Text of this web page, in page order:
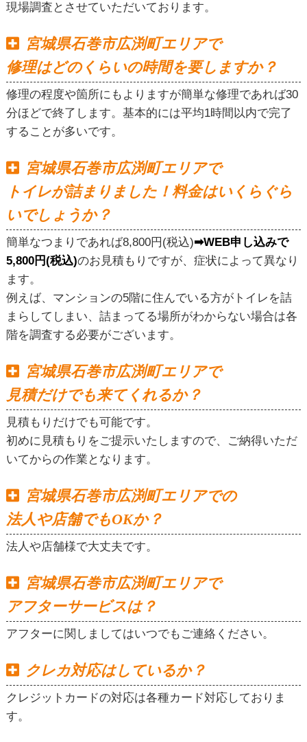
現場調査とさせていただいております。
宮城県石巻市広渕町エリアで
修理はどのくらいの時間を要しますか？
修理の程度や箇所にもよりますが簡単な修理であれば30
分ほどで終了します。基本的には平均1時間以内で完了
することが多いです。
宮城県石巻市広渕町エリアで
トイレが詰まりました！料金はいくらぐら
いでしょうか？
簡単なつまりであれば8,800円(税込)➡WEB申し込みで
5,800円(税込)のお見積もりですが、症状によって異なり
ます。
例えば、マンションの5階に住んでいる方がトイレを詰
まらしてしまい、詰まってる場所がわからない場合は各
階を調査する必要がございます。
宮城県石巻市広渕町エリアで
見積だけでも来てくれるか？
見積もりだけでも可能です。
初めに見積もりをご提示いたしますので、ご納得いただ
いてからの作業となります。
宮城県石巻市広渕町エリアでの
法人や店舗でもOKか？
法人や店舗様で大丈夫です。
宮城県石巻市広渕町エリアで
アフターサービスは？
アフターに関しましてはいつでもご連絡ください。
クレカ対応はしているか？
クレジットカードの対応は各種カード対応しておりま
す。